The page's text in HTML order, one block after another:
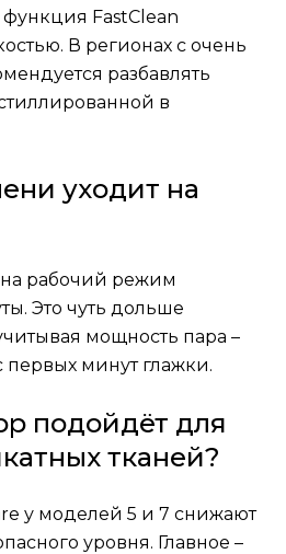
FastClean
В регионах с очень
разбавлять
в
уходит на
рабочий режим
Это чуть дольше
мощность пара –
первых минут глажки.
подойдёт для
тканей?
у моделей 5 и 7 снижают
уровня. Главное –